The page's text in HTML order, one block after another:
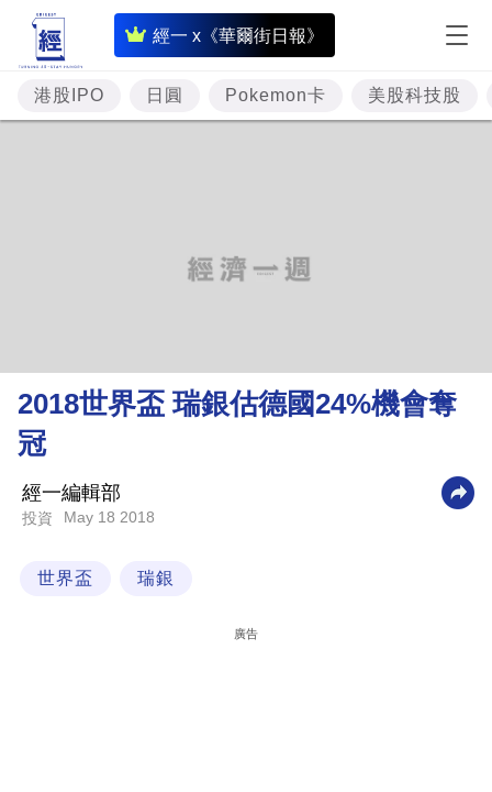
經一 x《華爾街日報》
即
時
財
經
理
財
科
港股IPO 日圓 Pokemon卡 美股科技股
2018世界盃 瑞銀估德國24%機會奪
冠
經一編輯部
投資 May 18 2018
世界盃 瑞銀
廣告